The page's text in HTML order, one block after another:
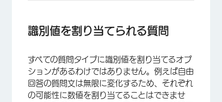
識別値を割り当てられる質問
すべての質問タイプに識別値を割り当てるオプ
ションがあるわけではありません。例えば自由
回答の質問文は無限に変化するため、それぞれ
の可能性に数値を割り当てることはできませ